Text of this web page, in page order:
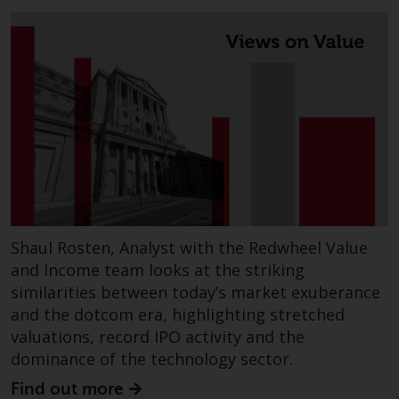
folgenden Seiten beziehen sich
auf ausländische Organismen für
kollektive Kapitalanlagen, die von
RWC Asset Management LLP oder
einem ihrer verbundenen
Unternehmen verwaltet werden
(die „von Redwheel verwalteten
Fonds“). Einige der von Redwheel
dieser Website verwiesen wird,
wurden nicht von der
Eidgenössischen
Finanzmarktaufsicht („FINMA“)
zugelassen und Anleger genießen
daher nicht den vollen
Anlegerschutz nach dem
Bundesgesetz über die
Shaul Rosten, Analyst with the Redwheel Value
and Income team looks at the striking
similarities between today’s market exuberance
and the dotcom era, highlighting stretched
valuations, record IPO activity and the
dominance of the technology sector.
Find out more